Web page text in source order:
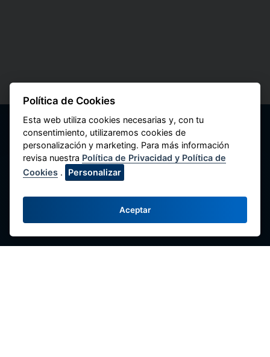
National Federation of Savings and Credit
Av. Máximo Abril 542, Jesús María 15072,
Lima - Perú.
Política de Cookies
Esta web utiliza cookies necesarias y, con tu
consentimiento, utilizaremos cookies de
personalización y marketing. Para más información
revisa nuestra Política de Privacidad y Política de
Cookies . Personalizar
Aceptar